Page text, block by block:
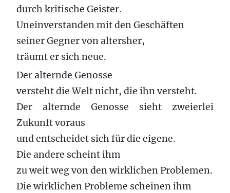
durch kritische Geister.
Uneinverstanden mit den Geschäften
seiner Gegner von altersher,
träumt er sich neue.
Der alternde Genosse
versteht die Welt nicht, die ihn versteht.
Der alternde Genosse sieht zweierlei
Zukunft voraus
und entscheidet sich für die eigene.
Die andere scheint ihm
zu weit weg von den wirklichen Problemen.
Die wirklichen Probleme scheinen ihm